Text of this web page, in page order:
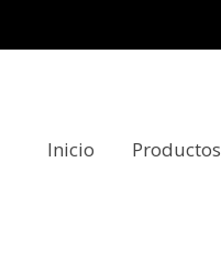
Inicio Productos